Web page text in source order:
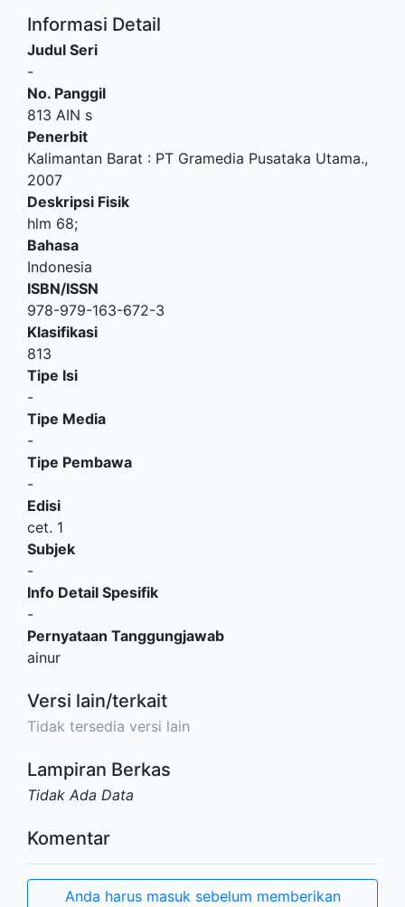
Informasi Detail
Judul Seri
-
No. Panggil
813 AIN s
Penerbit
Kalimantan Barat : PT Gramedia Pusataka Utama.,
2007
Deskripsi Fisik
hlm 68;
Bahasa
Indonesia
ISBN/ISSN
978-979-163-672-3
Klasifikasi
813
Tipe Isi
-
Tipe Media
-
Tipe Pembawa
-
Edisi
cet. 1
Subjek
-
Info Detail Spesifik
-
Pernyataan Tanggungjawab
ainur
Versi lain/terkait
Tidak tersedia versi lain
Lampiran Berkas
Tidak Ada Data
Komentar
Anda harus masuk sebelum memberikan